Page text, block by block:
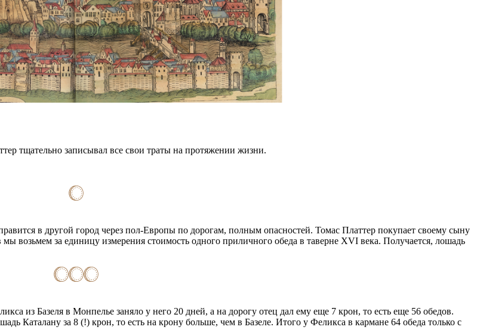
тщательно записывал все свои траты на протяжении жизни.
в другой город через пол-Европы по дорогам, полным опасностей. Томас Платтер покупает своему сыну
возьмем за единицу измерения стоимость одного приличного обеда в таверне XVI века. Получается, лошадь
из Базеля в Монпелье заняло у него 20 дней, а на дорогу отец дал ему еще 7 крон, то есть еще 56 обедов.
Каталану за 8 (!) крон, то есть на крону больше, чем в Базеле. Итого у Феликса в кармане 64 обеда только с